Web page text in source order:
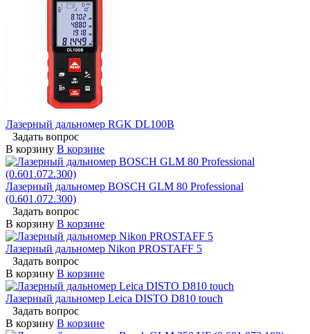
Лазерный дальномер RGK DL100B
Задать вопрос
В корзину В корзине
Лазерный дальномер BOSCH GLM 80 Professional
(0.601.072.300)
Задать вопрос
В корзину В корзине
Лазерный дальномер Nikon PROSTAFF 5
Задать вопрос
В корзину В корзине
Лазерный дальномер Leica DISTO D810 touch
Задать вопрос
В корзину В корзине